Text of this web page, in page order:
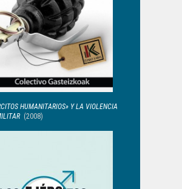
HUMANITARIOS» Y LA VIOLENCIA
(2008)